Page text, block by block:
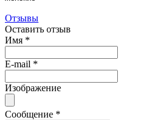
Отзывы
Оставить отзыв
Имя *
E-mail *
Изображение
Сообщение *